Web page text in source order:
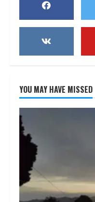
YOU MAY HAVE MISSED